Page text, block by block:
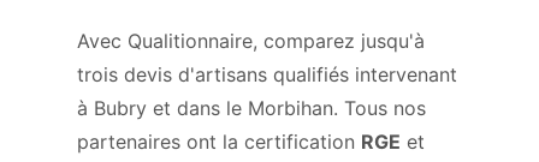
Avec Qualitionnaire, comparez jusqu'à
trois devis d'artisans qualifiés intervenant
à Bubry et dans le Morbihan. Tous nos
partenaires ont la certification RGE et